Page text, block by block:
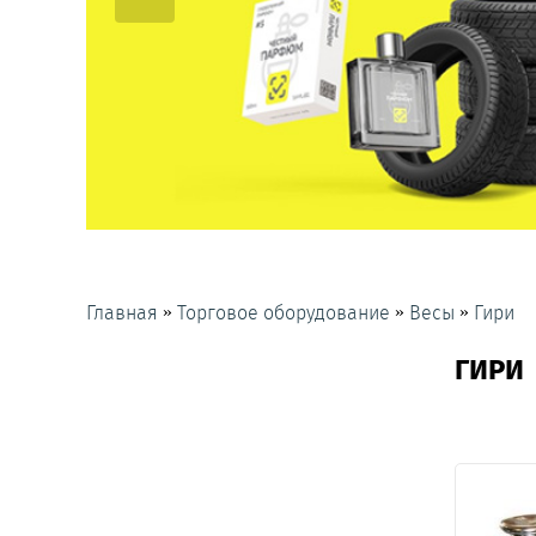
Главная » Торговое оборудование » Весы » Гири
ГИРИ